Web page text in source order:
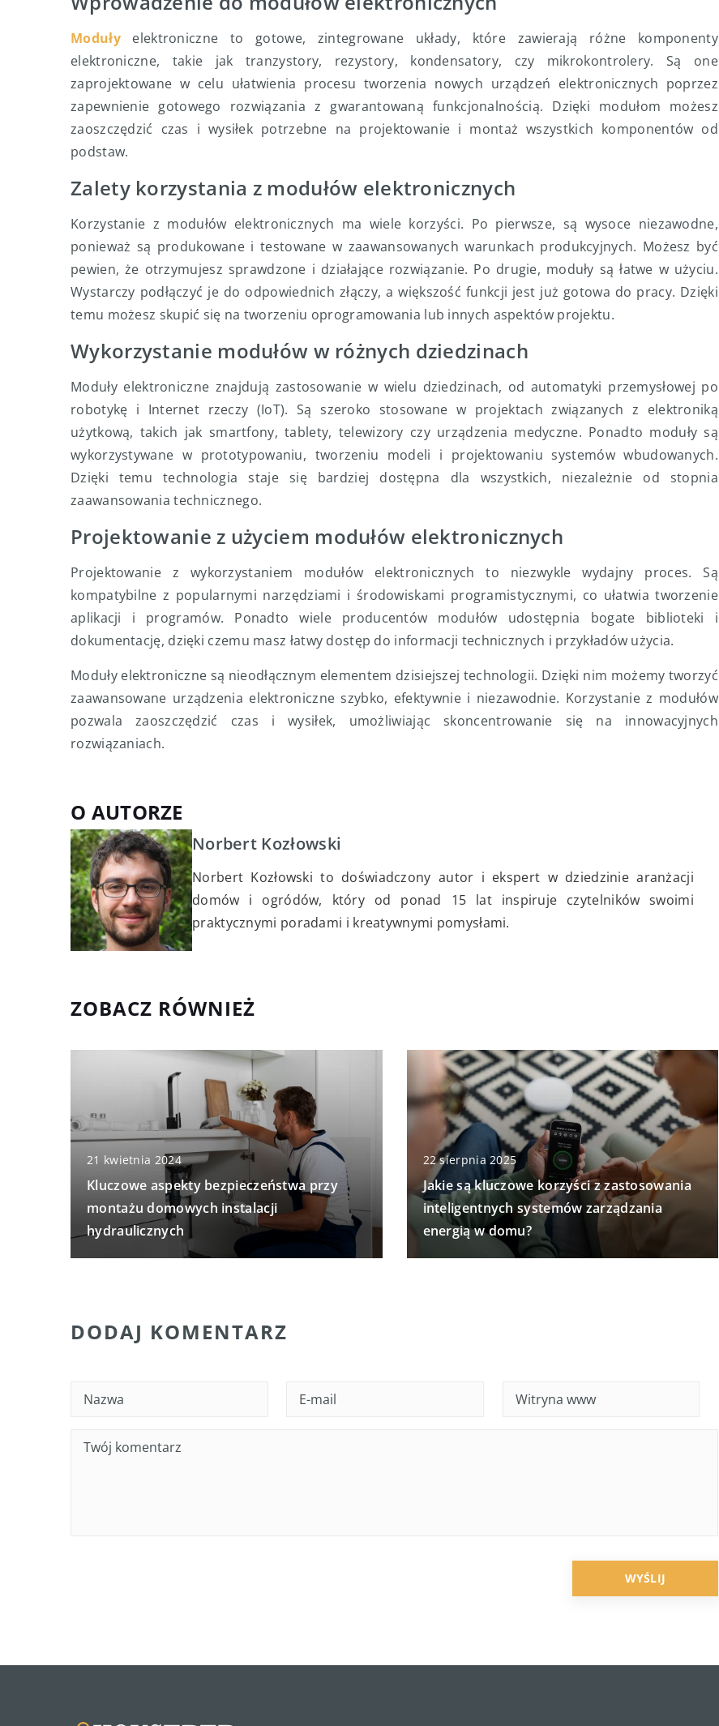
Modułyelektroniczne to gotowe, zintegrowane układy, które zawierają różne komponenty
elektroniczne, takie jak tranzystory, rezystory, kondensatory, czy mikrokontrolery. Są one
zaprojektowane w celu ułatwienia procesu tworzenia nowych urządzeń elektronicznych poprzez
zapewnienie gotowego rozwiązania z gwarantowaną funkcjonalnością. Dzięki modułom możesz
zaoszczędzić czas i wysiłek potrzebne na projektowanie i montaż wszystkich komponentów od
podstaw.
Zalety korzystania z modułów elektronicznych
Korzystanie z modułów elektronicznych ma wiele korzyści. Po pierwsze, są wysoce niezawodne,
ponieważ są produkowane i testowane w zaawansowanych warunkach produkcyjnych. Możesz być
pewien, że otrzymujesz sprawdzone i działające rozwiązanie. Po drugie, moduły są łatwe w użyciu.
Wystarczy podłączyć je do odpowiednich złączy, a większość funkcji jest już gotowa do pracy. Dzięki
temu możesz skupić się na tworzeniu oprogramowania lub innych aspektów projektu.
Wykorzystanie modułów w różnych dziedzinach
Moduły elektroniczne znajdują zastosowanie w wielu dziedzinach, od automatyki przemysłowej po
robotykę i Internet rzeczy (IoT). Są szeroko stosowane w projektach związanych z elektroniką
użytkową, takich jak smartfony, tablety, telewizory czy urządzenia medyczne. Ponadto moduły są
wykorzystywane w prototypowaniu, tworzeniu modeli i projektowaniu systemów wbudowanych.
Dzięki temu technologia staje się bardziej dostępna dla wszystkich, niezależnie od stopnia
zaawansowania technicznego.
Projektowanie z użyciem modułów elektronicznych
Projektowanie z wykorzystaniem modułów elektronicznych to niezwykle wydajny proces. Są
kompatybilne z popularnymi narzędziami i środowiskami programistycznymi, co ułatwia tworzenie
aplikacji i programów. Ponadto wiele producentów modułów udostępnia bogate biblioteki i
dokumentację, dzięki czemu masz łatwy dostęp do informacji technicznych i przykładów użycia.
Moduły elektroniczne są nieodłącznym elementem dzisiejszej technologii. Dzięki nim możemy tworzyć
zaawansowane urządzenia elektroniczne szybko, efektywnie i niezawodnie. Korzystanie z modułów
pozwala zaoszczędzić czas i wysiłek, umożliwiając skoncentrowanie się na innowacyjnych
rozwiązaniach.
O AUTORZE
Norbert Kozłowski
Norbert Kozłowski to doświadczony autor i ekspert w dziedzinie aranżacji
domów i ogródów, który od ponad 15 lat inspiruje czytelników swoimi
praktycznymi poradami i kreatywnymi pomysłami.
ZOBACZ RÓWNIEŻ
21 kwietnia 2024
Kluczowe aspekty bezpieczeństwa przy
montażu domowych instalacji
hydraulicznych
22 sierpnia 2025
Jakie są kluczowe korzyści z zastosowania
inteligentnych systemów zarządzania
energią w domu?
DODAJ KOMENTARZ